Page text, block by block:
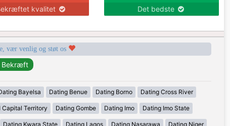
kvalitet Det bedste
vær venlig og støt os
Bayelsa Dating Benue Dating Borno Dating Cross River
Capital Territory Dating Gombe Dating Imo Dating Imo State
Dating Kwara State Dating Lagos Dating Nasarawa Dating Niger